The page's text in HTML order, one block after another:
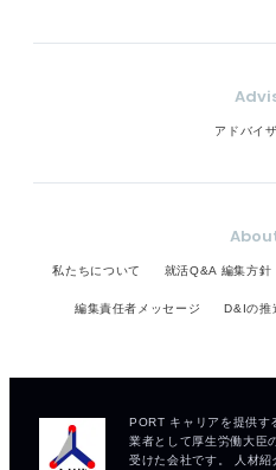
アドバイ
私たちについて 就活Q&A 編集方針
編集責任者メッセージ D&Iの推